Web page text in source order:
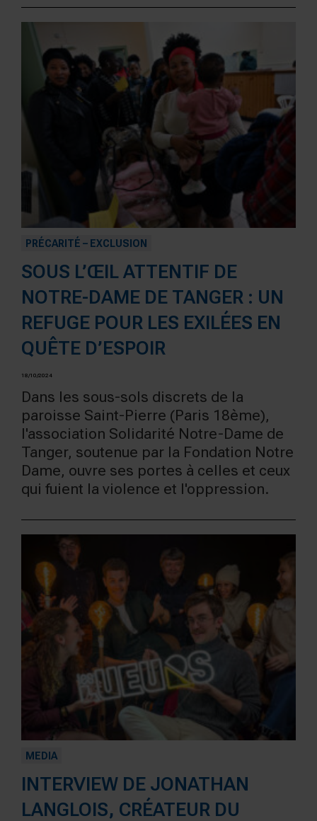
PRÉCARITÉ – EXCLUSION
SOUS L’ŒIL ATTENTIF DE
NOTRE-DAME DE TANGER : UN
REFUGE POUR LES EXILÉES EN
QUÊTE D’ESPOIR
18/10/2024
Dans les sous-sols discrets de la
paroisse Saint-Pierre (Paris 18ème),
l'association Solidarité Notre-Dame de
Tanger, soutenue par la Fondation Notre
Dame, ouvre ses portes à celles et ceux
qui fuient la violence et l'oppression.
MEDIA
INTERVIEW DE JONATHAN
LANGLOIS, CRÉATEUR DU